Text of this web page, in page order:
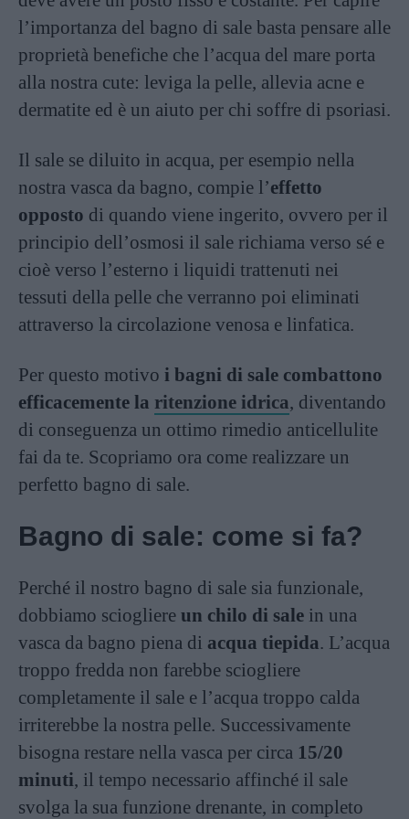
l’importanza del bagno di sale basta pensare alle
proprietà benefiche che l’acqua del mare porta
alla nostra cute: leviga la pelle, allevia acne e
dermatite ed è un aiuto per chi soffre di psoriasi.
Il sale se diluito in acqua, per esempio nella
nostra vasca da bagno, compie l’effetto
opposto di quando viene ingerito, ovvero per il
principio dell’osmosi il sale richiama verso sé e
cioè verso l’esterno i liquidi trattenuti nei
tessuti della pelle che verranno poi eliminati
attraverso la circolazione venosa e linfatica.
Per questo motivo i bagni di sale combattono
efficacemente la ritenzione idrica, diventando
di conseguenza un ottimo rimedio anticellulite
fai da te. Scopriamo ora come realizzare un
perfetto bagno di sale.
Bagno di sale: come si fa?
Perché il nostro bagno di sale sia funzionale,
dobbiamo sciogliere un chilo di sale in una
vasca da bagno piena di acqua tiepida. L’acqua
troppo fredda non farebbe sciogliere
completamente il sale e l’acqua troppo calda
irriterebbe la nostra pelle. Successivamente
bisogna restare nella vasca per circa 15/20
minuti, il tempo necessario affinché il sale
svolga la sua funzione drenante, in completo